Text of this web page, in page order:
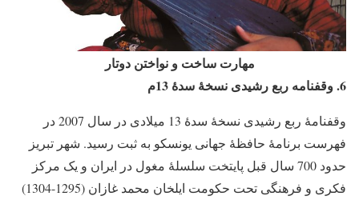
مهارت ساخت و نواختن دوتار
6. وقفنامه ربع رشیدی نسخۀ سدۀ 13م
وقفنامۀ ربع رشیدی نسخۀ سدۀ 13 میلادی در سال 2007 در
فهرست برنامۀ حافظۀ جهانی یونسکو به ثبت رسید. شهر تبریز
حدود 700 سال قبل پایتخت سلسلۀ مغول در ایران و یک مرکز
فکری و فرهنگی تحت حکومت ایلخان محمد غازان (1295-1304)